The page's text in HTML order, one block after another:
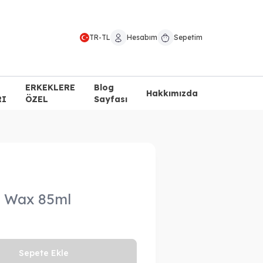
TR-TL Hesabım Sepetim
ERKEKLERE
ÖZEL
Blog
Sayfası
Hakkımızda
85ml
Sepete Ekle